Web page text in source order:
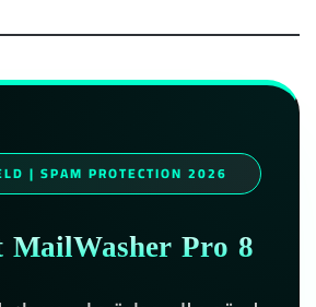
| SPAM PROTECTION 2026
Pro 8